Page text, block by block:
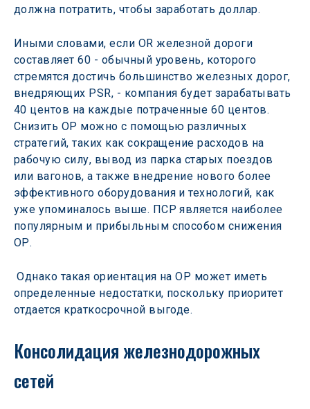
должна потратить, чтобы заработать доллар.
Иными словами, если OR железной дороги
составляет 60 - обычный уровень, которого
стремятся достичь большинство железных дорог,
внедряющих PSR, - компания будет зарабатывать
40 центов на каждые потраченные 60 центов.
Снизить ОР можно с помощью различных
стратегий, таких как сокращение расходов на
рабочую силу, вывод из парка старых поездов
или вагонов, а также внедрение нового более
эффективного оборудования и технологий, как
уже упоминалось выше. ПСР является наиболее
популярным и прибыльным способом снижения
ОР.
Однако такая ориентация на ОР может иметь
определенные недостатки, поскольку приоритет
отдается краткосрочной выгоде.
Консолидация железнодорожных
сетей